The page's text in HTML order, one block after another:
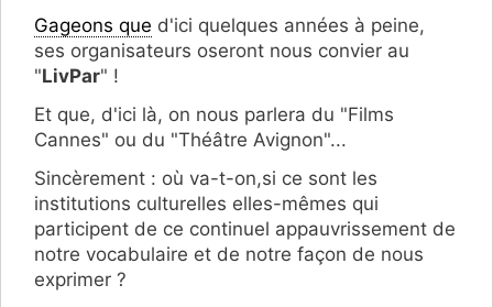
Gageons que d'ici quelques années à peine,
ses organisateurs oseront nous convier au
"LivPar" !
Et que, d'ici là, on nous parlera du "Films
Cannes" ou du "Théâtre Avignon"...
Sincèrement : où va-t-on,si ce sont les
institutions culturelles elles-mêmes qui
participent de ce continuel appauvrissement de
notre vocabulaire et de notre façon de nous
exprimer ?